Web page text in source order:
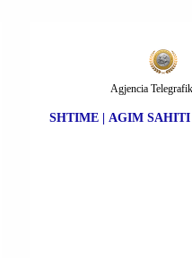
SHTIME | AGIM SAHITI
Agjencia